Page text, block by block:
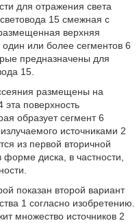
для отражения света
15 смежная с
верхняя
один или более сегментов 6
предназначены для
15.
размещены на
эта поверхность
образует сегмент 6
источниками 2
из первой вторичной
диска, в частности,
показан второй вариант
1 согласно изобретению.
множество источников 2